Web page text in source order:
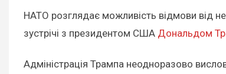
НАТО розглядає можливість відмови від
зустрічі з президентом США Дональдом
Адміністрація Трампа неодноразово